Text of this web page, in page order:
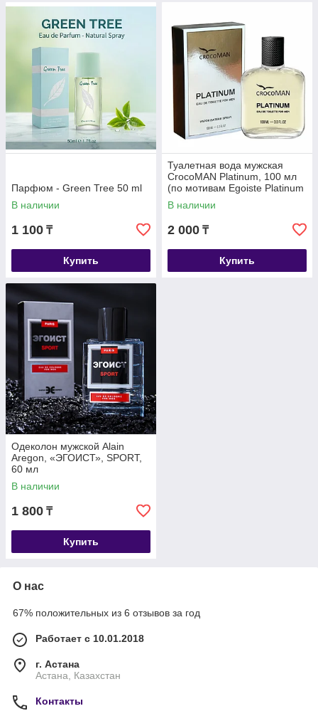
Парфюм - Green Tree 50 ml
В наличии
1 100 ₸
Купить
Туалетная вода мужская
CrocoMAN Platinum, 100 мл
(по мотивам Egoiste Platinum
(Chanel)
В наличии
2 000 ₸
Купить
Одеколон мужской Alain
Aregon, «ЭГОИСТ», SPORT,
60 мл
В наличии
1 800 ₸
Купить
О нас
67% положительных из 6 отзывов за год
Работает с 10.01.2018
г. Астана
Астана, Казахстан
Контакты